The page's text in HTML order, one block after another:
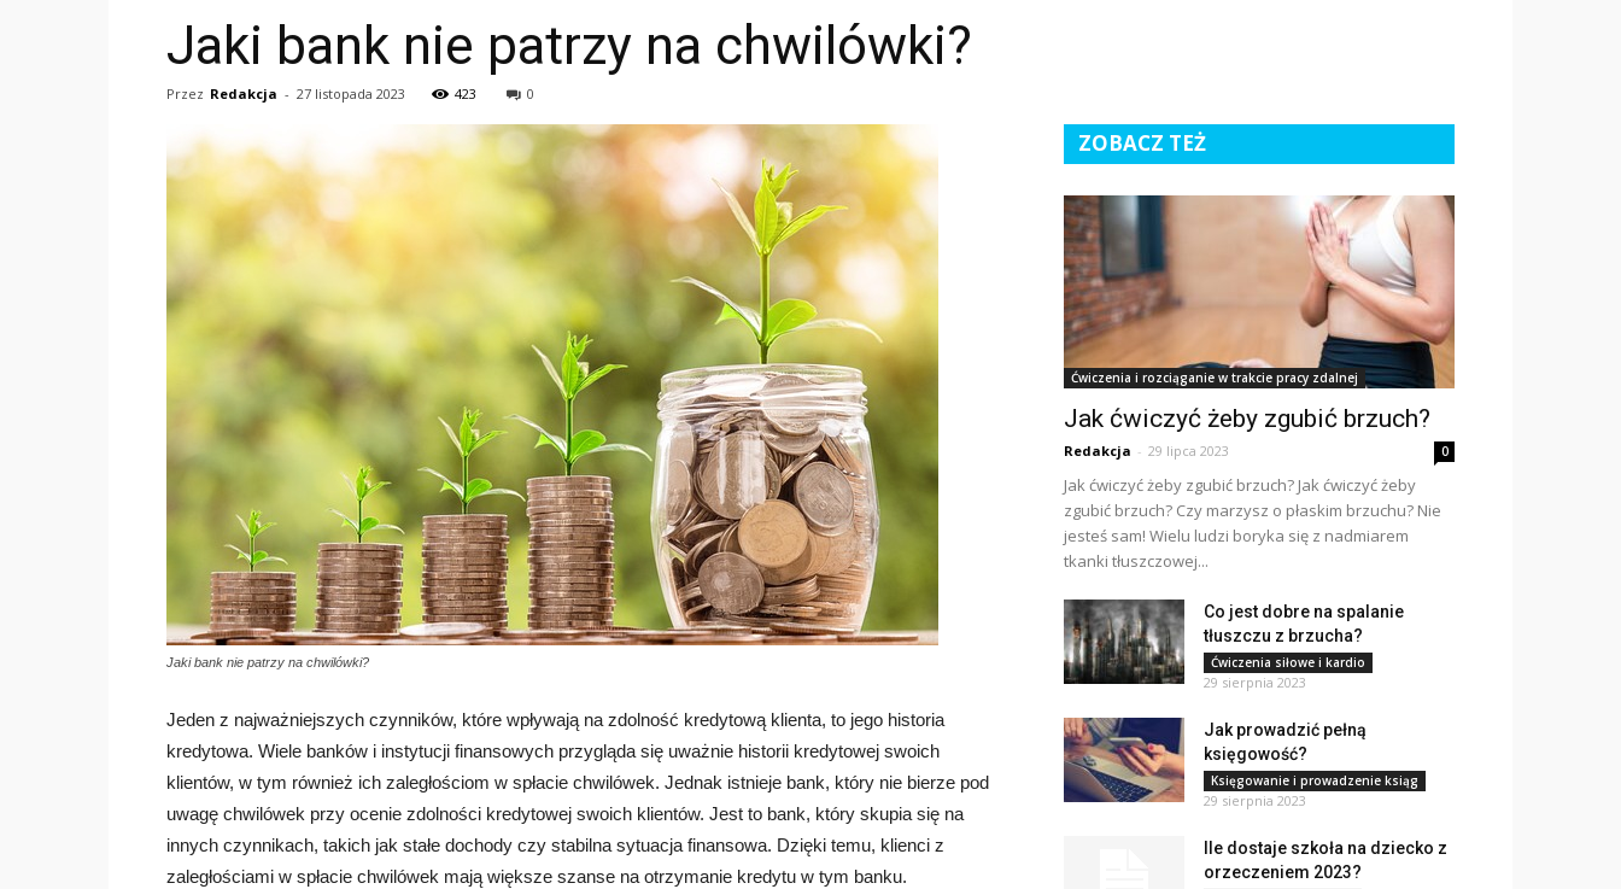
Jaki bank nie patrzy na chwilówki?
Przez Redakcja - 27 listopada 2023 423 0
Jaki bank nie patrzy na chwilówki?
Jeden z najważniejszych czynników, które wpływają na zdolność kredytową klienta, to jego historia
kredytowa. Wiele banków i instytucji finansowych przygląda się uważnie historii kredytowej swoich
klientów, w tym również ich zaległościom w spłacie chwilówek. Jednak istnieje bank, który nie bierze pod
uwagę chwilówek przy ocenie zdolności kredytowej swoich klientów. Jest to bank, który skupia się na
innych czynnikach, takich jak stałe dochody czy stabilna sytuacja finansowa. Dzięki temu, klienci z
zaległościami w spłacie chwilówek mają większe szanse na otrzymanie kredytu w tym banku.
ZOBACZ TEŻ
Ćwiczenia i rozciąganie w trakcie pracy zdalnej
Jak ćwiczyć żeby zgubić brzuch?
Redakcja - 29 lipca 2023 0
Jak ćwiczyć żeby zgubić brzuch? Jak ćwiczyć żeby
zgubić brzuch? Czy marzysz o płaskim brzuchu? Nie
jesteś sam! Wielu ludzi boryka się z nadmiarem
tkanki tłuszczowej...
Co jest dobre na spalanie
tłuszczu z brzucha?
Ćwiczenia siłowe i kardio
29 sierpnia 2023
Jak prowadzić pełną
księgowość?
Księgowanie i prowadzenie ksiąg
29 sierpnia 2023
Ile dostaje szkoła na dziecko z
orzeczeniem 2023?